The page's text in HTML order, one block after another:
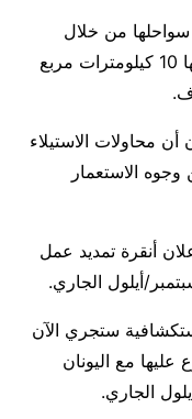
من خلال
جزيرة “ميس اليونانية” التي تبلغ مساحتها 10 كيلومترات مربع
محاولات الاستيلاء
الاستعمار
أنقرة تمديد عمل
ستجري الآن
مع اليونان